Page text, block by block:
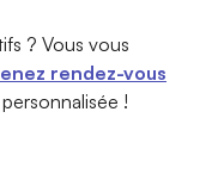
? Vous vous
rendez-vous
!